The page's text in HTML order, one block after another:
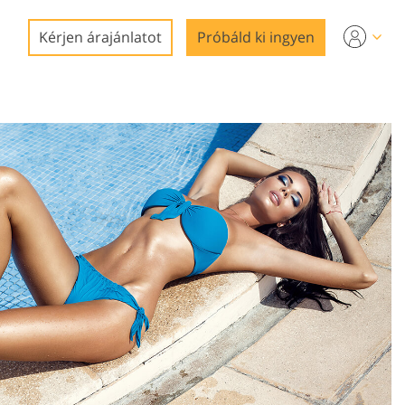
Kérjen árajánlatot Próbáld ki ingyen